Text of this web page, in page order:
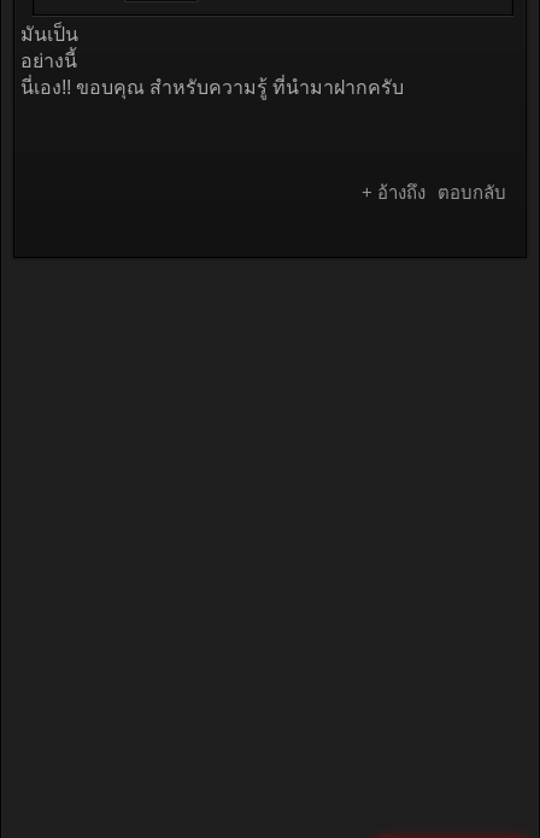
มันเป็น
อย่างนี้
นี่เอง!! ขอบคุณ สำหรับความรู้ ที่นำมาฝากครับ
+ อ้างถึง ตอบกลับ